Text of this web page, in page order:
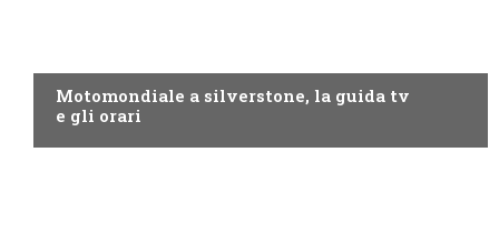
Motomondiale a silverstone, la guida tv
e gli orari